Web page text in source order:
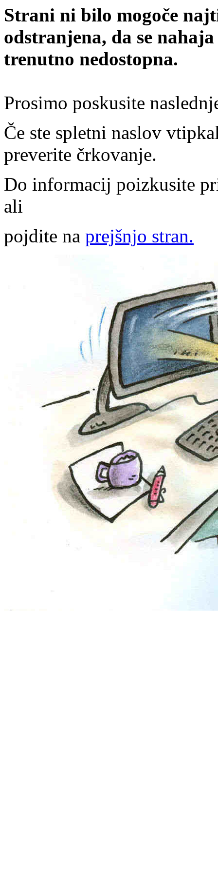
Strani ni bilo mogoče
odstranjena, da se
trenutno nedostopna.
Prosimo poskusite
Če ste spletni naslov
preverite črkovanje.
Do informacij poizkusite
ali
pojdite na prejšnjo stran.